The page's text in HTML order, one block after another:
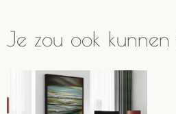
Je zou ook kunnen